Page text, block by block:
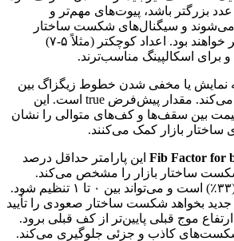
عدد بزرگتر باشد، پیوت‌های مهم‌تر و
می‌شوند و سیگنال‌های شکست ساختار
(MSB) کمتر اما معتبرتر خواهند بود. اعداد کوچکتر (مثلاً ۵-۷)
برای اسکالپینگ مناسب‌ترند.
نمایش یا مخفی شدن خطوط زیگزاگ بین
نقاط چرخش را کنترل می‌کند. مقدار پیش‌فرض true است. این
بین سقف‌ها و کف‌های متوالی را نشان
بازار کمک می‌کنند.
Fib Factor for این پارامتر حداقل درصد
شکست ساختار بازار را مشخص می‌کند.
مقدار پیش‌فرض ۰.۳۳ (۳۳٪) است و می‌تواند بین ۰ تا ۱ تنظیم شود.
بخواهد شکست ساختار صعودی را تأیید
حداقل ۳۳٪ از ارتفاع موج قبلی پایین‌تر از کف قبلی برود.
شکست‌های کاذب و جزئی جلوگیری می‌کند.